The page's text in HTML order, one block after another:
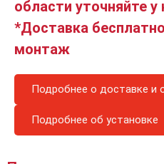
области уточняйте
*Доставка
монтаж
Подробнее о доставке и
Подробнее об установке